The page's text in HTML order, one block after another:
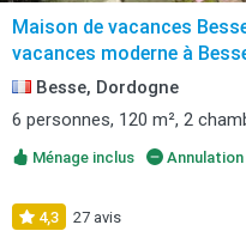
Maison de vacances
vacances moderne à
Besse, Dordogne
6 personnes, 120 m², 2
Ménage inclus
4,3 27 avis